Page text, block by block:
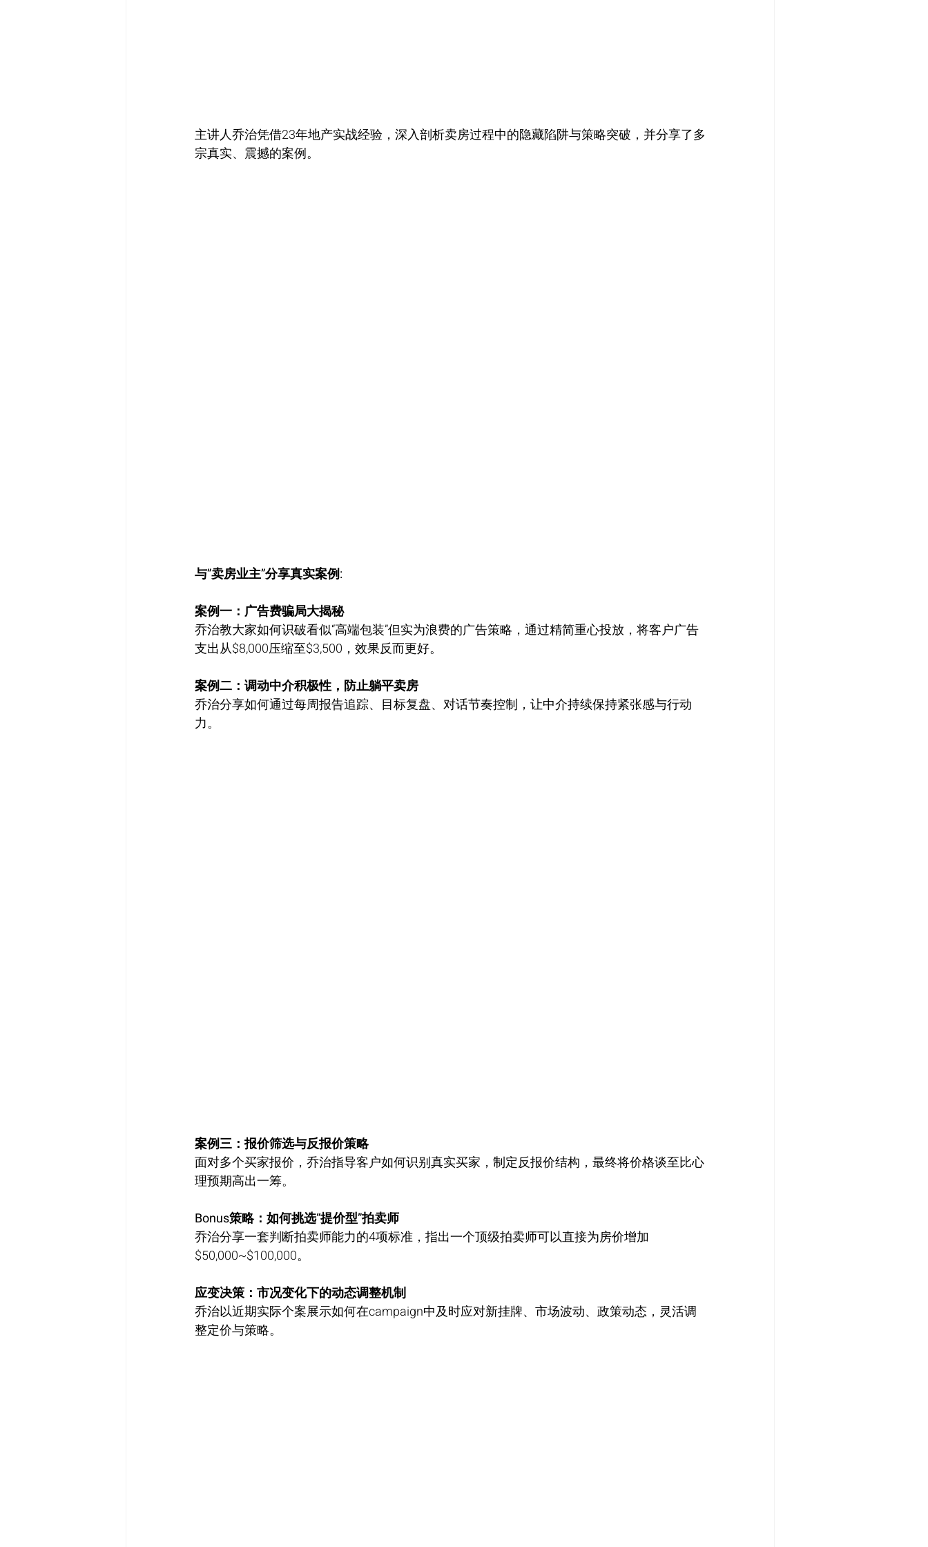
主讲人乔治凭借23年地产实战经验，深入剖析卖房过程中的隐藏陷阱与策略突破，并分享了多
宗真实、震撼的案例。
与”卖房业主”分享真实案例:
案例一：广告费骗局大揭秘
乔治教大家如何识破看似“高端包装”但实为浪费的广告策略，通过精简重心投放，将客户广告
支出从$8,000压缩至$3,500，效果反而更好。
案例二：调动中介积极性，防止躺平卖房
乔治分享如何通过每周报告追踪、目标复盘、对话节奏控制，让中介持续保持紧张感与行动
力。
案例三：报价筛选与反报价策略
面对多个买家报价，乔治指导客户如何识别真实买家，制定反报价结构，最终将价格谈至比心
理预期高出一筹。
Bonus策略：如何挑选“提价型”拍卖师
乔治分享一套判断拍卖师能力的4项标准，指出一个顶级拍卖师可以直接为房价增加
$50,000~$100,000。
应变决策：市况变化下的动态调整机制
乔治以近期实际个案展示如何在campaign中及时应对新挂牌、市场波动、政策动态，灵活调
整定价与策略。